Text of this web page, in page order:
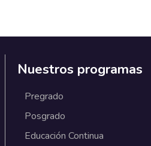
Nuestros programas
Pregrado
Posgrado
Educación Continua